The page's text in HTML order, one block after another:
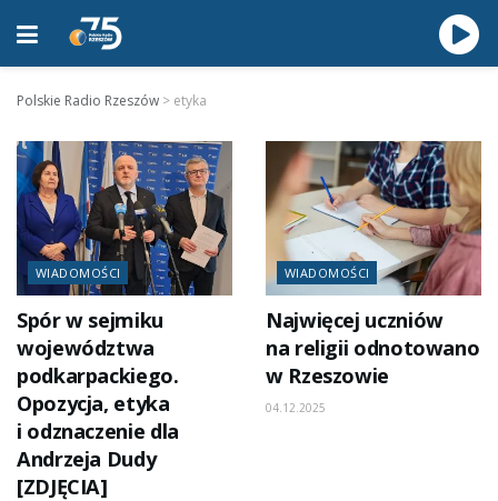
Polskie Radio Rzeszów > etyka
WIADOMOŚCI
Spór w sejmiku
województwa
podkarpackiego.
Opozycja, etyka
i odznaczenie dla
Andrzeja Dudy
[ZDJĘCIA]
WIADOMOŚCI
Najwięcej uczniów
na religii odnotowano
w Rzeszowie
04.12.2025